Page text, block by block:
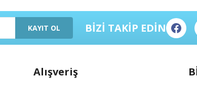
KAYIT OL BİZİ TAKİP EDİN
Alışveriş